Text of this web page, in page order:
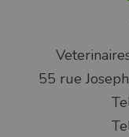
55 rue